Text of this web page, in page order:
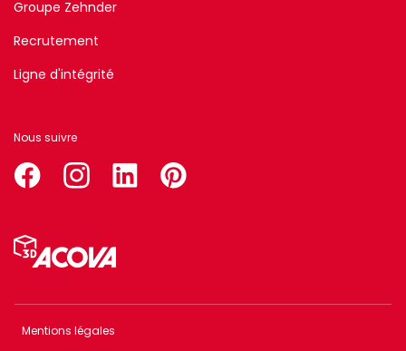
Groupe Zehnder
Recrutement
Ligne d'intégrité
Nous suivre
facebookinstagramlinkedin pinterest
Menu
de
page
Mentions légales